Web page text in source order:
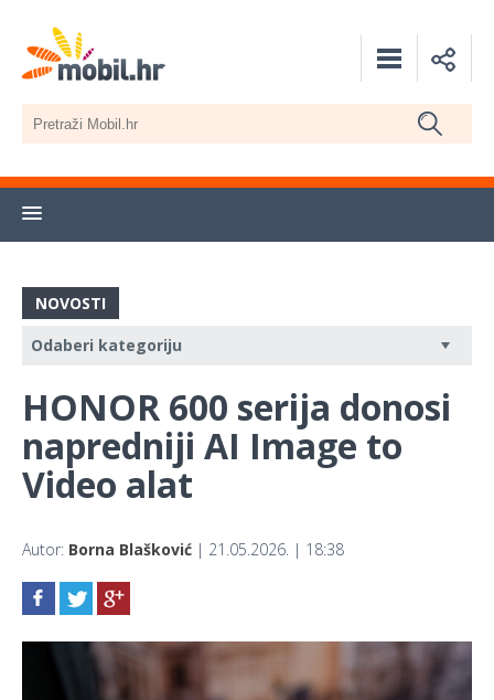
NOVOSTI
HONOR 600 serija donosi
napredniji AI Image to
Video alat
Autor: Borna Blašković | 21.05.2026. | 18:38